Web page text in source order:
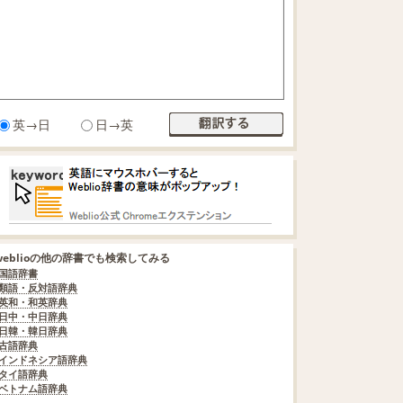
英→日 日→英
の他の辞書でも検索してみる
語辞書
語・反対語辞典
和・和英辞典
中・中日辞典
韓・韓日辞典
語辞典
ンドネシア語辞典
イ語辞典
トナム語辞典